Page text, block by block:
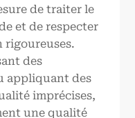
de traiter le
et de respecter
rigoureuses.
des
appliquant des
imprécises,
une qualité